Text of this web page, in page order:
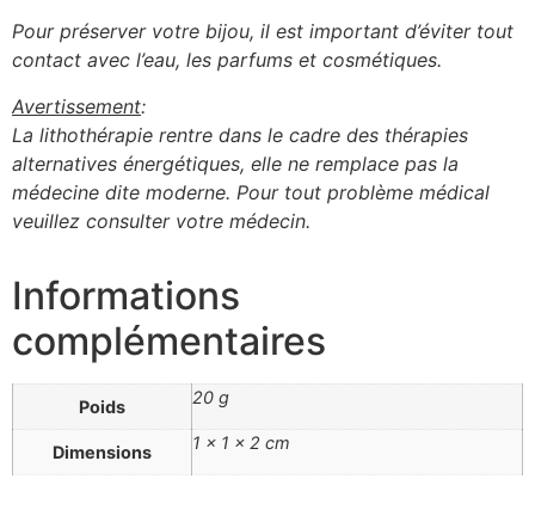
Pour préserver votre bijou, il est important d’éviter tout
contact avec l’eau, les parfums et cosmétiques.
Avertissement:
La lithothérapie rentre dans le cadre des thérapies
alternatives énergétiques, elle ne remplace pas la
médecine dite moderne. Pour tout problème médical
veuillez consulter votre médecin.
Informations
complémentaires
Poids 20 g
Dimensions 1 × 1 × 2 cm